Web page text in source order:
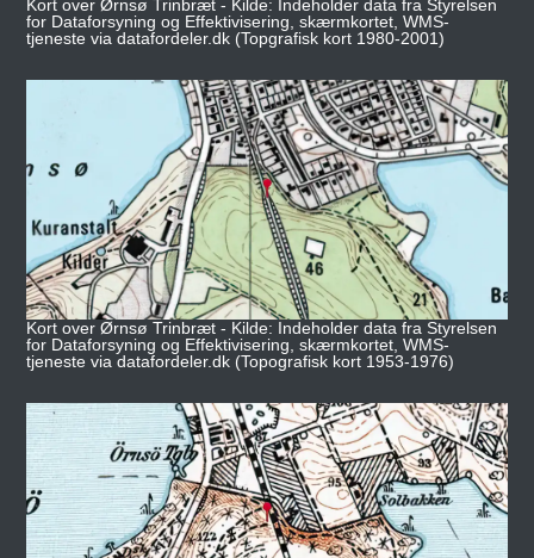
Kort over Ørnsø Trinbræt - Kilde: Indeholder data fra Styrelsen
for Dataforsyning og Effektivisering, skærmkortet, WMS-
tjeneste via datafordeler.dk (Topgrafisk kort 1980-2001)
Kort over Ørnsø Trinbræt - Kilde: Indeholder data fra Styrelsen
for Dataforsyning og Effektivisering, skærmkortet, WMS-
tjeneste via datafordeler.dk (Topografisk kort 1953-1976)